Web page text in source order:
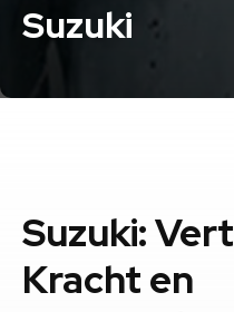
Suzuki
Suzuki:
Kracht en